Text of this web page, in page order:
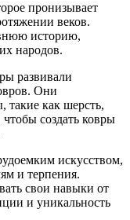
пронизывает
веков.
историю,
народов.
развивали
Они
такие как шерсть,
создать ковры
искусством,
и терпения.
свои навыки от
и уникальность